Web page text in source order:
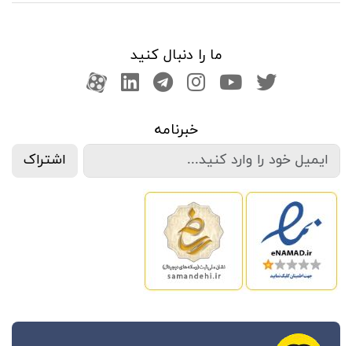
ما را دنبال کنید
صفحه تویتر
کانال یوتوب
اینستاگرام
کانال تلگرام
کانال لینکدین
آپارات
خبرنامه
اشتراک